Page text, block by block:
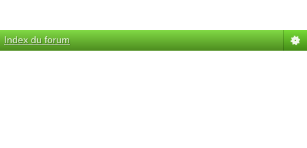
Index du forum